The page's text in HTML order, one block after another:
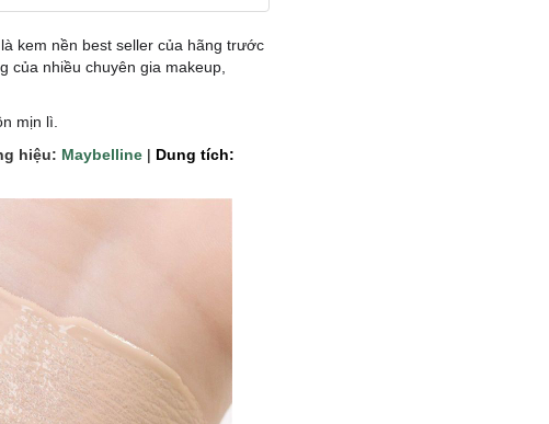
kem nền best seller của hãng trước
của nhiều chuyên gia makeup,
mịn lì.
hiệu: Maybelline | Dung tích: